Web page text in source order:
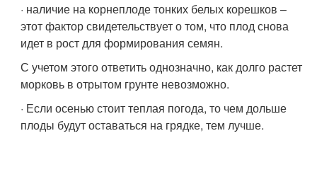
· наличие на корнеплоде тонких белых корешков –
этот фактор свидетельствует о том, что плод снова
идет в рост для формирования семян.
С учетом этого ответить однозначно, как долго растет
морковь в отрытом грунте невозможно.
· Если осенью стоит теплая погода, то чем дольше
плоды будут оставаться на грядке, тем лучше.